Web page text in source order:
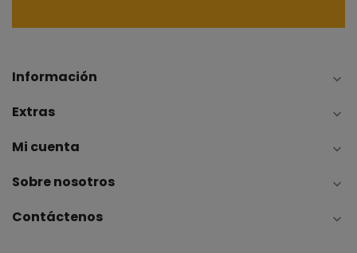
Información 
Extras 
Mi cuenta 
Sobre nosotros 
Contáctenos 